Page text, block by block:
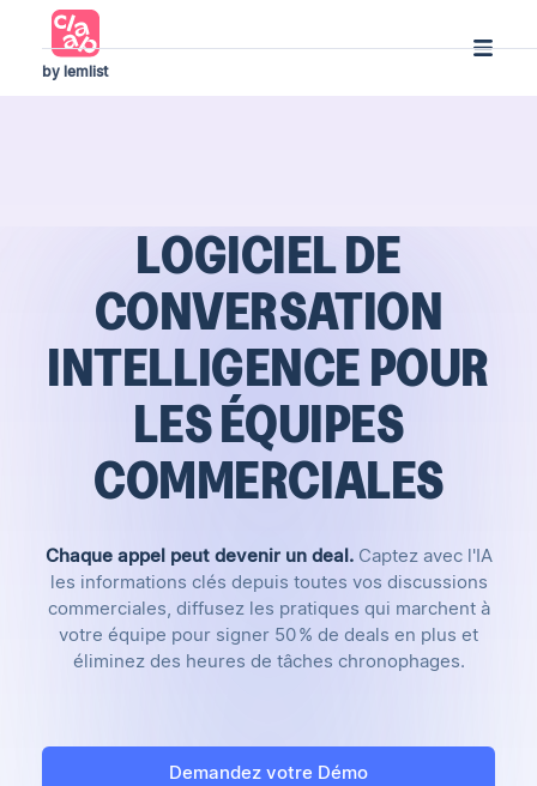
by lemlist
LOGICIEL DE
CONVERSATION
INTELLIGENCE POUR
LES ÉQUIPES
COMMERCIALES
Chaque appel peut devenir un deal. Captez avec l'IA
les informations clés depuis toutes vos discussions
commerciales, diffusez les pratiques qui marchent à
votre équipe pour signer 50 % de deals en plus et
éliminez des heures de tâches chronophages.
Demandez votre Démo